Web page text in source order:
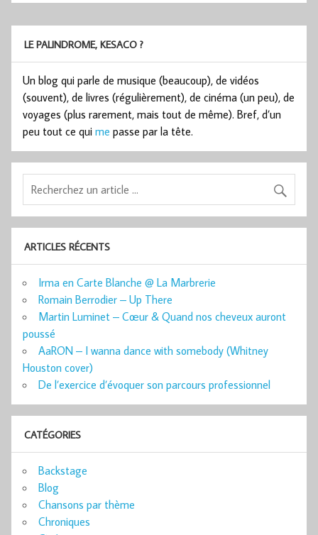
LE PALINDROME, KESACO ?
Un blog qui parle de musique (beaucoup), de vidéos
(souvent), de livres (régulièrement), de cinéma (un peu), de
voyages (plus rarement, mais tout de même). Bref, d’un
peu tout ce qui me passe par la tête.
ARTICLES RÉCENTS
Irma en Carte Blanche @ La Marbrerie
Romain Berrodier – Up There
Martin Luminet – Cœur & Quand nos cheveux auront
poussé
AaRON – I wanna dance with somebody (Whitney
Houston cover)
De l’exercice d’évoquer son parcours professionnel
CATÉGORIES
Backstage
Blog
Chansons par thème
Chroniques